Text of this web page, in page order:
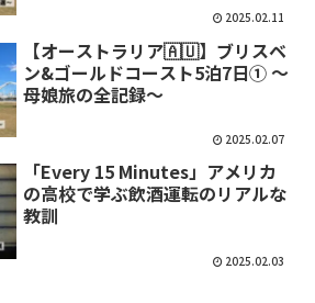
2025.02.11
【オーストラリア🇦🇺】ブリスベ
ン&ゴールドコースト5泊7日① 〜
母娘旅の全記録〜
2025.02.07
「Every 15 Minutes」アメリカ
の高校で学ぶ飲酒運転のリアルな
教訓
2025.02.03